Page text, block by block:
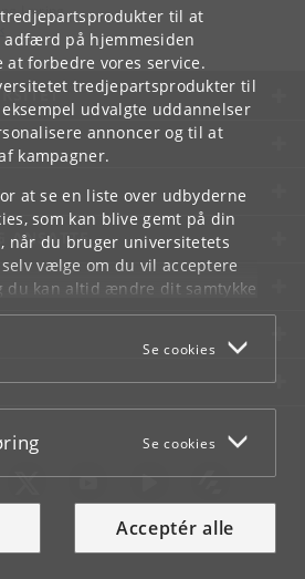
til at
på hjemmesiden
forbedre vores service.
tredjepartsprodukter til
udvalgte uddannelser
annoncer og til at
kampagner.
at se en liste over udbyderne
som kan blive gemt på din
når du bruger universitetets
vælge om du vil acceptere
du kan altid ændre dit samtykke
som du finder i
Se cookies
afslå Se cookies
Acceptér alle
Læring
ANSATTE